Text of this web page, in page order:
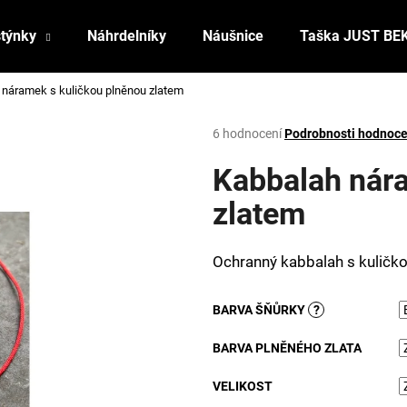
Náhrdelníky Náušnice Taška JUST
náramek s kuličkou plněnou zlatem
Průměrné
produktu
je
z
hvězdiček.
6 hodnoceníPodrobnosti
Kabbalah
zlatem
Ochranný kabbalah s
BARVA ŠŇŮRKY ?
BARVA PLNĚNÉHO ZLATA
VELIKOST
Co potřebujete najít?
HLEDAT